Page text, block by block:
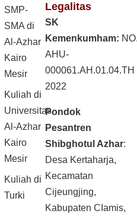
SMP-
SMA di
Al-Azhar
Kairo
Mesir
Kuliah di
Universitas
Al-Azhar
Kairo
Mesir
Kuliah di
Turki
Legalitas
SK
Kemenkumham:
AHU-
000061.AH.01.04.TH
2022
Pondok
Pesantren
Shibghotul Azhar:
Desa Kertaharja,
Kecamatan
Cijeungjing,
Kabupaten CIamis,